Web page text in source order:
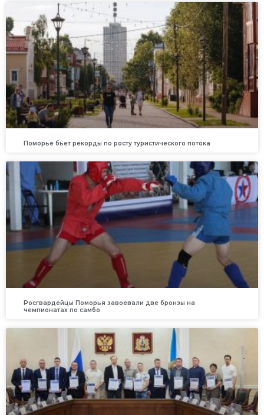
Поморье бьет рекорды по росту туристического потока
Росгвардейцы Поморья завоевали две бронзы на
чемпионатах по самбо